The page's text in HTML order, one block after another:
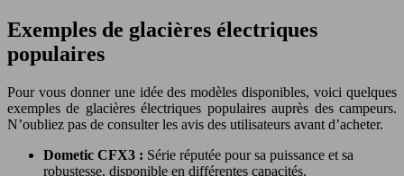
Exemples de glacières électriques
populaires
Pour vous donner une idée des modèles disponibles, voici quelques
exemples de glacières électriques populaires auprès des campeurs.
N’oubliez pas de consulter les avis des utilisateurs avant d’acheter.
Dometic CFX3 : Série réputée pour sa puissance et sa
robustesse, disponible en différentes capacités.